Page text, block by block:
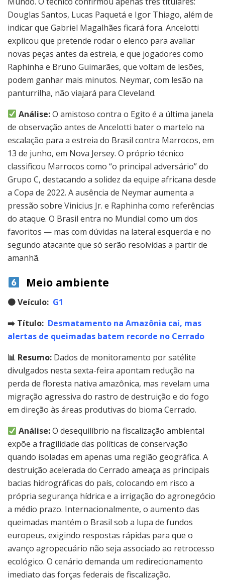
Douglas Santos, Lucas Paquetá e Igor Thiago, além de
indicar que Gabriel Magalhães ficará fora. Ancelotti
explicou que pretende rodar o elenco para avaliar
novas peças antes da estreia, e que jogadores como
Raphinha e Bruno Guimarães, que voltam de lesões,
podem ganhar mais minutos. Neymar, com lesão na
panturrilha, não viajará para Cleveland.
Análise:O amistoso contra o Egito é a última janela
de observação antes de Ancelotti bater o martelo na
escalação para a estreia do Brasil contra Marrocos, em
13 de junho, em Nova Jersey. O próprio técnico
classificou Marrocos como “o principal adversário” do
Grupo C, destacando a solidez da equipe africana desde
a Copa de 2022. A ausência de Neymar aumenta a
pressão sobre Vinicius Jr. e Raphinha como referências
do ataque. O Brasil entra no Mundial como um dos
favoritos — mas com dúvidas na lateral esquerda e no
segundo atacante que só serão resolvidas a partir de
amanhã.
Meio ambiente
🟠Veículo: G1
➡️ Título: Desmatamento na Amazônia cai, mas
alertas de queimadas batem recorde no Cerrado
📊 Resumo: Dados de monitoramento por satélite
divulgados nesta sexta-feira apontam redução na
perda de floresta nativa amazônica, mas revelam uma
migração agressiva do rastro de destruição e do fogo
em direção às áreas produtivas do bioma Cerrado.
Análise:O desequilíbrio na fiscalização ambiental
expõe a fragilidade das políticas de conservação
quando isoladas em apenas uma região geográfica. A
destruição acelerada do Cerrado ameaça as principais
bacias hidrográficas do país, colocando em risco a
própria segurança hídrica e a irrigação do agronegócio
a médio prazo. Internacionalmente, o aumento das
queimadas mantém o Brasil sob a lupa de fundos
europeus, exigindo respostas rápidas para que o
avanço agropecuário não seja associado ao retrocesso
ecológico. O cenário demanda um redirecionamento
imediato das forças federais de fiscalização.